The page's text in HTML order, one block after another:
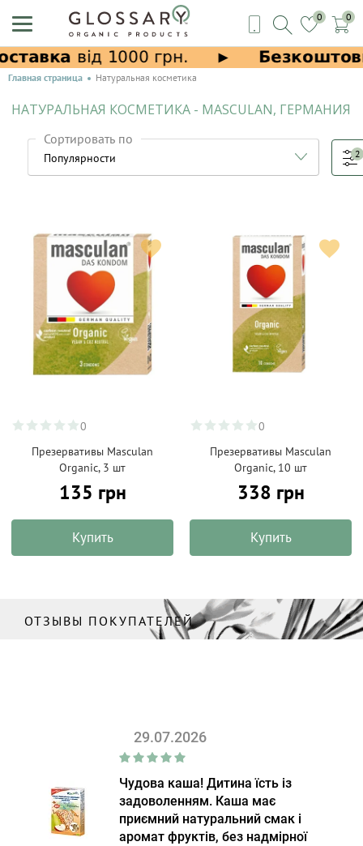
0 0
Главная страница Натуральная косметика
НАТУРАЛЬНАЯ КОСМЕТИКА - MASCULAN, ГЕРМАНИЯ
Сортировать по
2
0
Презервативы Masculan
Organic, 3 шт
135 грн
Купить
0
Презервативы Masculan
Organic, 10 шт
338 грн
Купить
ОТЗЫВЫ ПОКУПАТЕЛЕЙ
29.07.2026
Чудова каша! Дитина їсть із
задоволенням. Каша має
приємний натуральний смак і
аромат фруктів, без надмірної